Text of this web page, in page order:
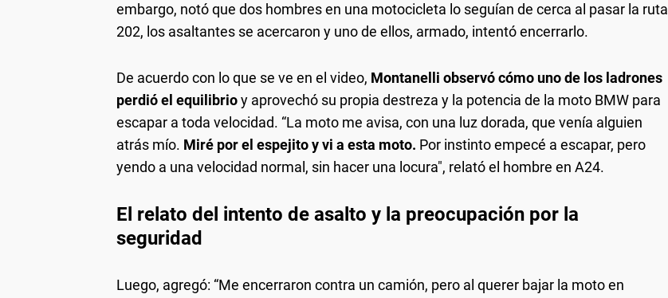
embargo, notó que dos hombres en una motocicleta lo seguían de cerca al pasar la ruta
202, los asaltantes se acercaron y uno de ellos, armado, intentó encerrarlo.
De acuerdo con lo que se ve en el video, Montanelli observó cómo uno de los ladrones
perdió el equilibrioy aprovechó su propia destreza y la potencia de la moto BMW para
escapar a toda velocidad. “La moto me avisa, con una luz dorada, que venía alguien
atrás mío. Miré por el espejito y vi a esta moto. Por instinto empecé a escapar, pero
yendo a una velocidad normal, sin hacer una locura", relató el hombre en A24.
El relato del intento de asalto y la preocupación por la
seguridad
Luego, agregó: “Me encerraron contra un camión, pero al querer bajar la moto en